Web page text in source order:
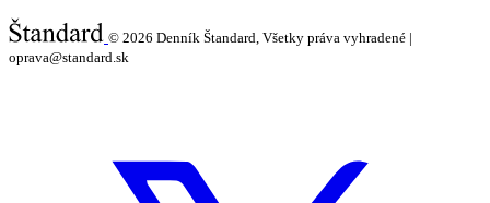
© 2026 Denník Štandard, Všetky práva vyhradené |
oprava@standard.sk